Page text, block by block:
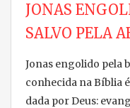
JONAS
SALVO PELA
Jonas engolido pela
conhecida na Bíblia é
dada por Deus: